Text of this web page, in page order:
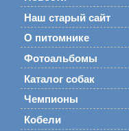
Наш старый сайт
О питомнике
Фотоальбомы
Каталог собак
Чемпионы
Кобели